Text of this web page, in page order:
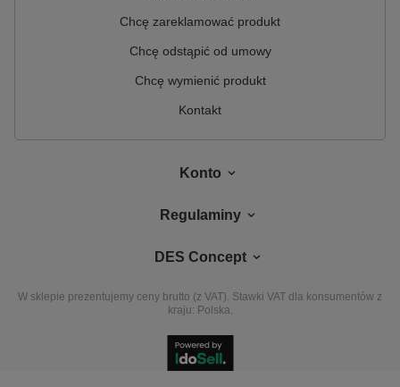
Chcę zareklamować produkt
Chcę odstąpić od umowy
Chcę wymienić produkt
Kontakt
Konto
Regulaminy
DES Concept
W sklepie prezentujemy ceny brutto (z VAT). Stawki VAT dla konsumentów z
kraju: Polska.